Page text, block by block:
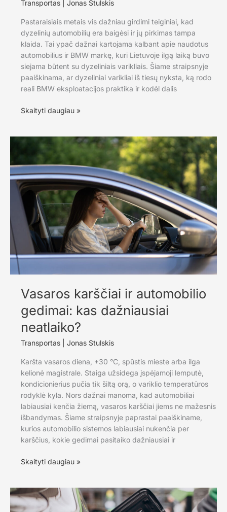
Transportas Jonas Stulskis
Pastaraisiais metais vis dažniau girdimi teiginiai, kad
dyzelinių automobilių era baigėsi ir jų pirkimas tampa
klaida. Tai ypač dažnai kartojama kalbant apie naudotus
automobilius ir BMW markę, kuri Lietuvoje ilgą laiką buvo
siejama būtent su dyzeliniais varikliais. Šiame straipsnyje
paaiškinama, ar dyzeliniai varikliai iš tiesų nyksta, ką rodo
reali BMW eksploatacijos praktika ir kodėl dalis
Ar
„miršta“
ir
ką
rodo
realūs
pavyzdžiai
su
BMW?
Skaityti daugiau »
Vasaros karščiai ir automobilio
gedimai: kas dažniausiai
neatlaiko?
Transportas Jonas Stulskis
Karšta vasaros diena, +30 °C, spūstis mieste arba ilga
kelionė magistrale. Staiga užsidega įspėjamoji lemputė,
kondicionierius pučia tik šiltą orą, o variklio temperatūros
rodyklė kyla. Nors dažnai manoma, kad automobiliai
labiausiai kenčia žiemą, vasaros karščiai jiems ne mažesnis
išbandymas. Šiame straipsnyje paprastai paaiškiname,
kurios automobilio sistemos labiausiai nukenčia per
karščius, kokie gedimai pasitaiko dažniausiai ir
Vasaros
automobilio
gedimai:
Skaityti daugiau »